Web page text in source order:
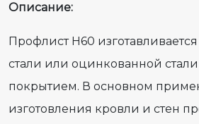
Описание:
Профлист Н60
стали или оцинкованной
покрытием. В основном
изготовления кровли и стен